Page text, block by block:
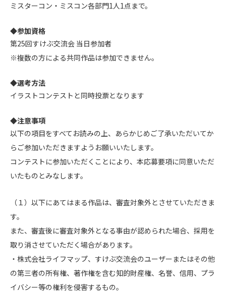
ミスターコン・ミスコン各部門1人1点まで。
◆参加資格
第25回すけぶ交流会 当日参加者
※複数の方による共同作品は参加できません。
◆選考方法
イラストコンテストと同時投票となります
◆注意事項
以下の項目をすべてお読みの上、あらかじめご了承いただいてか
らご参加いただきますようお願いいたします。
コンテストに参加いただくことにより、本応募要項に同意いただ
いたものとみなします。
（１）以下にあてはまる作品は、審査対象外とさせていただきま
す。
また、審査後に審査対象外となる事由が認められた場合、採用を
取り消させていただく場合があります。
・株式会社ライフマップ、すけぶ交流会のユーザーまたはその他
の第三者の所有権、著作権を含む知的財産権、名誉、信用、プラ
イバシー等の権利を侵害するもの。